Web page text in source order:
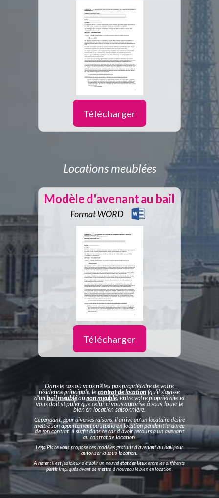
Télécharger
Locations meublées
Modèle d'avenant au bail
Télécharger
Format WORD
Dans le cas où vous n’êtes pas propriétaire de votre
résidence principale, lecontrat de location(qu’il s’agisse
d’unbail meubléounon meublé) entre votre propriétaire et
vous doit stipuler que celui-ci vous autorise à sous-louer le
bien en location saisonnière.
Cependant, pour diverses raisons, il arrive qu'un locataire désire
mettre son appartement ou studio en location pendant la durée
de son contrat. Il suffit dans ce cas d'avoir recours à un avenant
au contrat de location.
LegalPlace vous propose ces modèles gratuits d'avenant au bail pour
autoriser la sous-location.
A noter :il est judicieux d’établir un nouvelétat des lieuxentre les différents
partis impliqués avant de mettre à nouveau le bien en location.